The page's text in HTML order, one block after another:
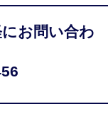
お問い合わ